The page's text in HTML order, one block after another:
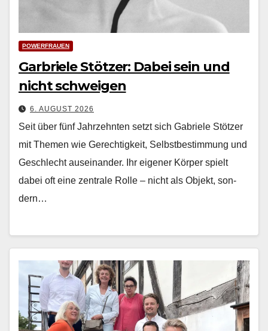
POWERFRAUEN
Garbriele Stötzer: Dabei sein und
nicht schweigen
6. AUGUST 2026
Seit über fünf Jahrzehn­ten set­zt sich Gabriele Stötzer
mit The­men wie Gerechtigkeit, Selb­st­bes­tim­mung und
Geschlecht auseinan­der. Ihr eigen­er Kör­p­er spielt
dabei oft eine zen­trale Rolle – nicht als Objekt, son­
dern…